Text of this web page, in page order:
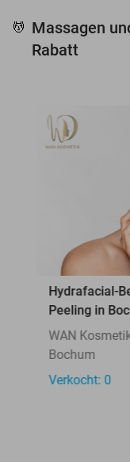
💆 Massagen
Rabatt
Hydrafacial-
Peeling in
WAN
Bochum
Verkocht: 0